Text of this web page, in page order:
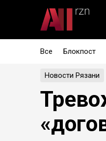
Все Блокпост
Новости Рязани